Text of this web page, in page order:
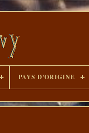
PAYS D'ORIGINE